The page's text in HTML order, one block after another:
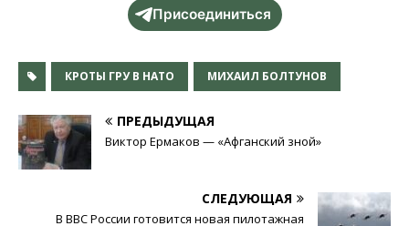
Присоединиться
КРОТЫ ГРУ В НАТО МИХАИЛ БОЛТУНОВ
ПРЕДЫДУЩАЯ
Виктор Ермаков — «Афганский зной»
СЛЕДУЮЩАЯ
В ВВС России готовится новая пилотажная